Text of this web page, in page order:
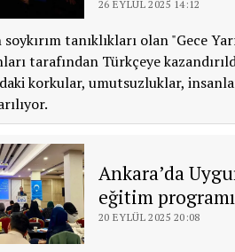
26 EYLÜL 2025 14:12
tanıklıkları olan "Gece
tarafından Türkçeye
korkular, umutsuzluklar,
Ankara’da
eğitim
20 EYLÜL 2025 20:08